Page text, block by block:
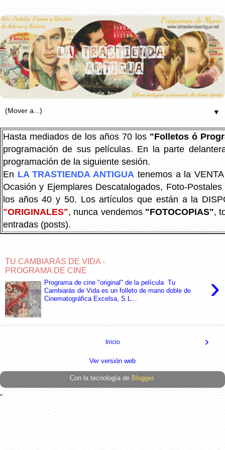
▼
Hasta mediados de los años 70 los "Folletos ó
programación de sus películas. En la parte
programación de la siguiente sesión.
En LA TRASTIENDA ANTIGUA tenemos a la
Ocasión y Ejemplares Descatalogados, Foto-
los años 40 y 50. Los artículos que están a la
"ORIGINALES", nunca vendemos "FOTOCOPIAS",
entradas (posts).
TU CAMBIARÁS DE VIDA -
PROGRAMA DE CINE
›
Programa de cine "original" de la película Tu
Cambiarás de Vida es un folleto de mano doble de
Cinematográfica Excelsa, S.L...
›
Inicio
Ver versión web
Con la tecnología de Blogger.
"